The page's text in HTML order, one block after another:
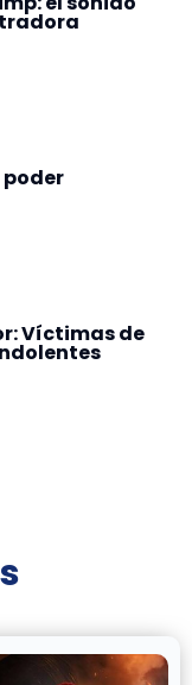
poder
Víctimas de